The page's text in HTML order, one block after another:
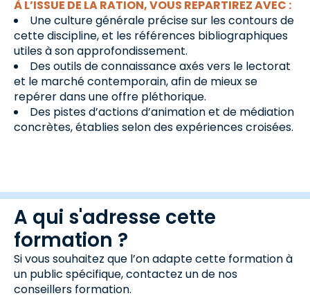
À L’ISSUE DE LA RATION, VOUS REPARTIREZ AVEC :
Une culture générale précise sur les contours de
cette discipline, et les références bibliographiques
utiles à son approfondissement.
Des outils de connaissance axés vers le lectorat
et le marché contemporain, afin de mieux se
repérer dans une offre pléthorique.
Des pistes d’actions d’animation et de médiation
concrètes, établies selon des expériences croisées.
A qui s'adresse cette
formation ?
Si vous souhaitez que l’on adapte cette formation à
un public spécifique, contactez un de nos
conseillers formation.